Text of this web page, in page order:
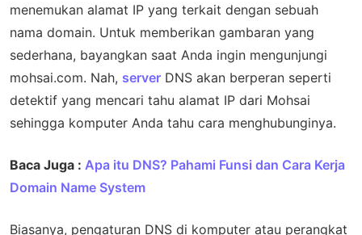
menemukan alamat IP yang terkait dengan sebuah
nama domain. Untuk memberikan gambaran yang
sederhana, bayangkan saat Anda ingin mengunjungi
mohsai.com. Nah, server DNS akan berperan seperti
detektif yang mencari tahu alamat IP dari Mohsai
sehingga komputer Anda tahu cara menghubunginya.
Baca Juga : Apa itu DNS? Pahami Funsi dan Cara Kerja
Domain Name System
Biasanya, pengaturan DNS di komputer atau perangkat